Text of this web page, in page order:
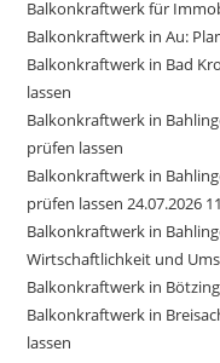
Balkonkraftwerk für
Balkonkraftwerk in Au:
Balkonkraftwerk in Bad
lassen
Balkonkraftwerk in
prüfen lassen
Balkonkraftwerk in
prüfen lassen 24.07.2026
Balkonkraftwerk in
Wirtschaftlichkeit und
Balkonkraftwerk in
Balkonkraftwerk in
lassen